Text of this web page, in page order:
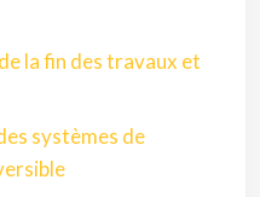
la fin des travaux et
systèmes de